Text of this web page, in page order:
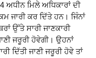
ਅਧੀਨ ਮਿਲੇ ਅਧਿਕਾਰਾਂ ਦੀ
ਜਾਰੀ ਕਰ ਦਿੱਤੇ ਹਨ। ਜਿੰਨਾਂ
ਉੱਤੇ ਸਾਰੀ ਜਾਣਕਾਰੀ
ਜਰੂਰੀ ਹੋਵੇਗੀ। ਉਹਨਾਂ
ਦਿੱਤੀ ਜਾਣੀ ਜਰੂਰੀ ਹੋਵੇ ਤਾਂ